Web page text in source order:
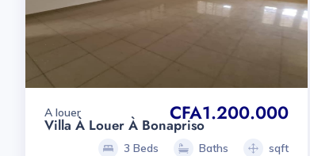
A louer CFA1.200.000
Villa À Louer À Bonapriso
3 Beds Baths sqft